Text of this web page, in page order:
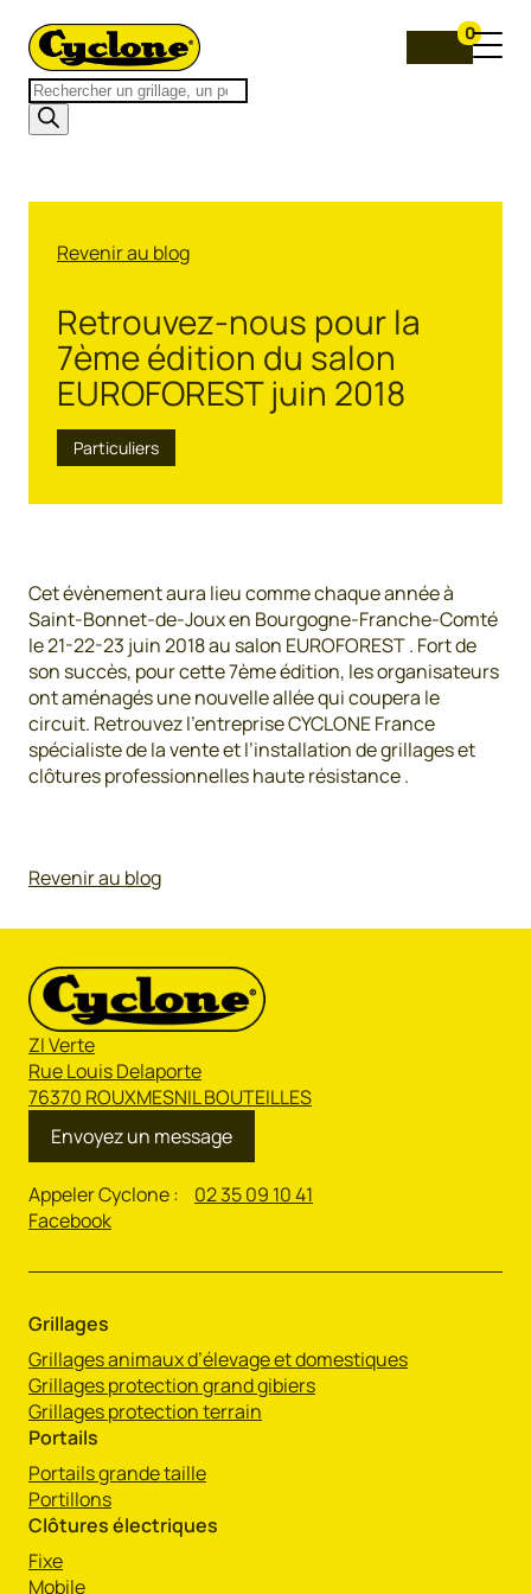
Recherche
de
produits
0
Revenir au blog
Retrouvez-nous pour la
7ème édition du salon
EUROFOREST juin 2018
Particuliers
Cet évènement aura lieu comme chaque année à
Saint-Bonnet-de-Joux en Bourgogne-Franche-Comté
le 21-22-23 juin 2018 au salon EUROFOREST . Fort de
son succès, pour cette 7ème édition, les organisateurs
ont aménagés une nouvelle allée qui coupera le
circuit. Retrouvez l’entreprise CYCLONE France
spécialiste de la vente et l’installation de grillages et
clôtures professionnelles haute résistance .
Revenir au blog
ZI Verte
Rue Louis Delaporte
76370 ROUXMESNIL BOUTEILLES
Envoyez un message
Appeler Cyclone : 02 35 09 10 41
Facebook
Grillages
Grillages animaux d’élevage et domestiques
Grillages protection grand gibiers
Grillages protection terrain
Portails
Portails grande taille
Portillons
Clôtures électriques
Fixe
Mobile